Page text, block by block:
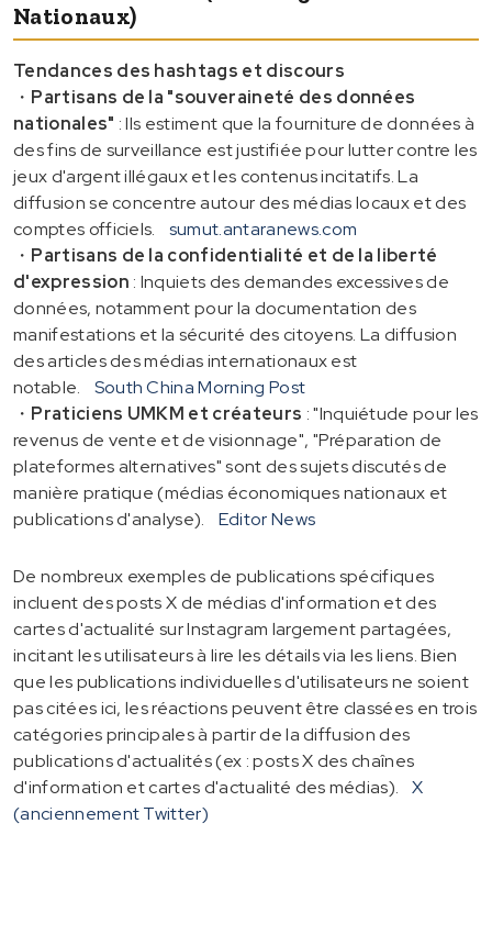
Nationaux)
Tendances des hashtags et discours
・ Partisans de la "souveraineté des données
nationales" : Ils estiment que la fourniture de données à
des fins de surveillance est justifiée pour lutter contre les
jeux d'argent illégaux et les contenus incitatifs. La
diffusion se concentre autour des médias locaux et des
comptes officiels.
sumut.antaranews.com
・ Partisans de la confidentialité et de la liberté
d'expression : Inquiets des demandes excessives de
données, notamment pour la documentation des
manifestations et la sécurité des citoyens. La diffusion
des articles des médias internationaux est
notable.
South China Morning Post
・ Praticiens UMKM et créateurs : "Inquiétude pour les
revenus de vente et de visionnage", "Préparation de
plateformes alternatives" sont des sujets discutés de
manière pratique (médias économiques nationaux et
publications d'analyse).
Editor News
De nombreux exemples de publications spécifiques
incluent des posts X de médias d'information et des
cartes d'actualité sur Instagram largement partagées,
incitant les utilisateurs à lire les détails via les liens. Bien
que les publications individuelles d'utilisateurs ne soient
pas citées ici, les réactions peuvent être classées en trois
catégories principales à partir de la diffusion des
publications d'actualités (ex : posts X des chaînes
d'information et cartes d'actualité des médias).
X
(anciennement Twitter)